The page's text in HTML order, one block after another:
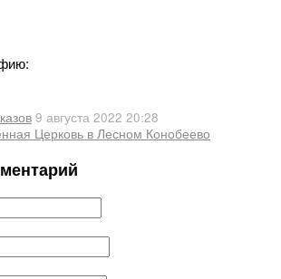
9 августа 2022 20:28
Церковь в Лесном Конобеево